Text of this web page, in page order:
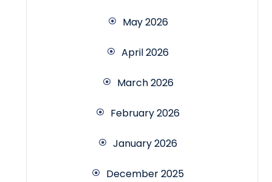
May 2026
April 2026
March 2026
February 2026
January 2026
December 2025